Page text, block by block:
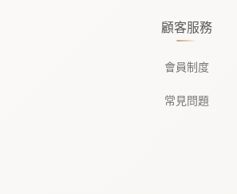
顧客服務
會員制度
常見問題